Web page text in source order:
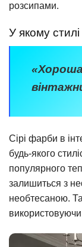
розсипами.
У якому
«Хороша
Сірі фарби в
будь-якого
популярного
залишиться з
необтесаною.
використовуючи